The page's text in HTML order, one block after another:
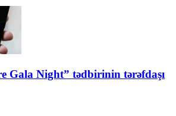
Gala Night” tədbirinin tərəfdaşı